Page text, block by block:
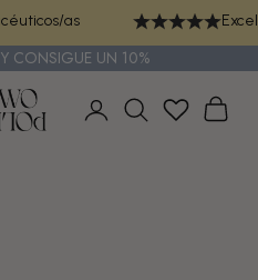
as
Y CONSIGUE UN 10%
POLES COSMETICS
Iniciar sesión
Buscar